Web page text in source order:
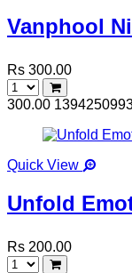
Vanphool
Rs 300.00
300.00
Quick View
Unfold
Rs 200.00